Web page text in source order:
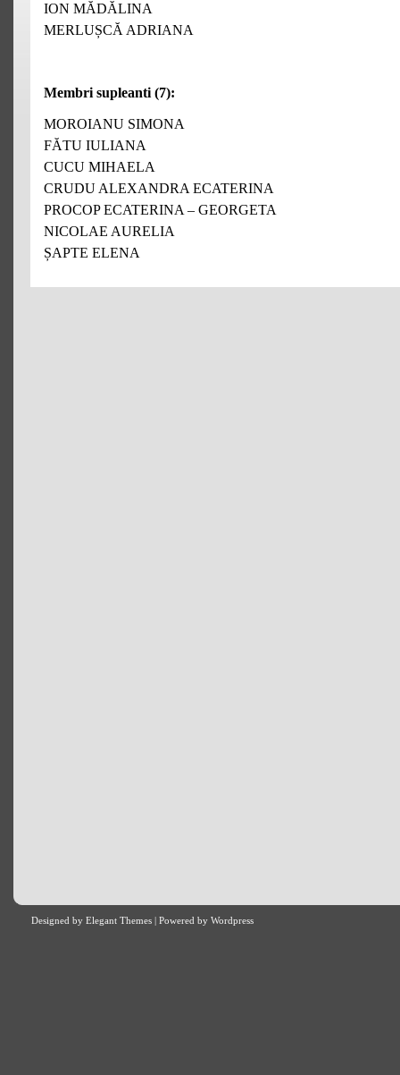
ION MĂDĂLINA
MERLUȘCĂ ADRIANA
Membri supleanti (7):
MOROIANU SIMONA
FĂTU IULIANA
CUCU MIHAELA
CRUDU ALEXANDRA ECATERINA
PROCOP ECATERINA – GEORGETA
NICOLAE AURELIA
ȘAPTE ELENA
Designed by Elegant Themes | Powered by Wordpress